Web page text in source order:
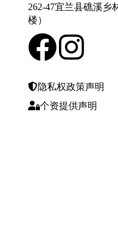
262-47宜兰县礁溪乡
楼）
隐私权政策声明
个资提供声明